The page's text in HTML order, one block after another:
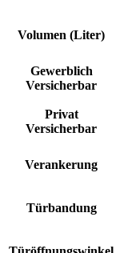
Volumen (Liter)
Gewerblich
Versicherbar
Privat
Versicherbar
Verankerung
Türbandung